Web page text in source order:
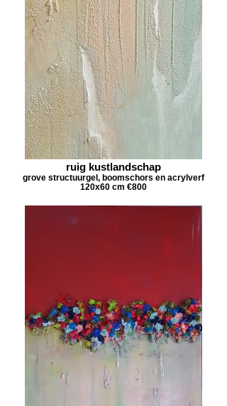
ruig kustlandschap
grove structuurgel, boomschors en acrylverf
120x60 cm €800